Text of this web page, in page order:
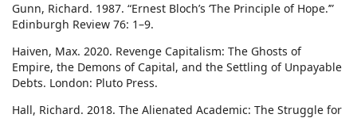
Gunn, Richard. 1987. “Ernest Bloch’s ‘The Principle of Hope.’”
Edinburgh Review 76: 1–9.
Haiven, Max. 2020. Revenge Capitalism: The Ghosts of
Empire, the Demons of Capital, and the Settling of Unpayable
Debts. London: Pluto Press.
Hall, Richard. 2018. The Alienated Academic: The Struggle for